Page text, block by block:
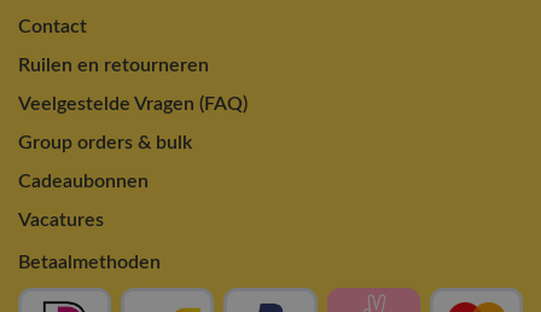
Contact
Ruilen en retourneren
Veelgestelde Vragen (FAQ)
Group orders & bulk
Cadeaubonnen
Vacatures
Betaalmethoden